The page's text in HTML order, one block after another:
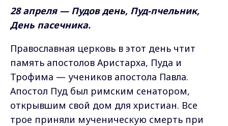
28 апреля — Пудов день, Пуд-пчельник,
День пасечника.
Православная церковь в этот день чтит
память апостолов Аристарха, Пуда и
Трофима — учеников апостола Павла.
Апостол Пуд был римским сенатором,
открывшим свой дом для христиан. Все
трое приняли мученическую смерть при